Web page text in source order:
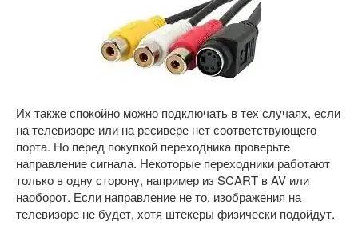
Их также спокойно можно подключать в тех случаях, если
на телевизоре или на ресивере нет соответствующего
порта. Но перед покупкой переходника проверьте
направление сигнала. Некоторые переходники работают
только в одну сторону, например из SCART в AV или
наоборот. Если направление не то, изображения на
телевизоре не будет, хотя штекеры физически подойдут.